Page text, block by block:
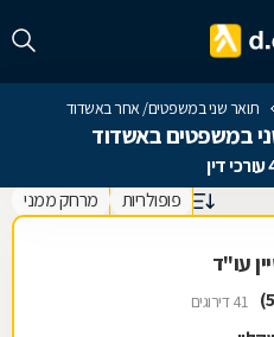
תואר שני במשפטים/ אחר באשדוד
במשפטים באשדוד
פופולריות מרחק ממני
עו"ד
41 דירוגים